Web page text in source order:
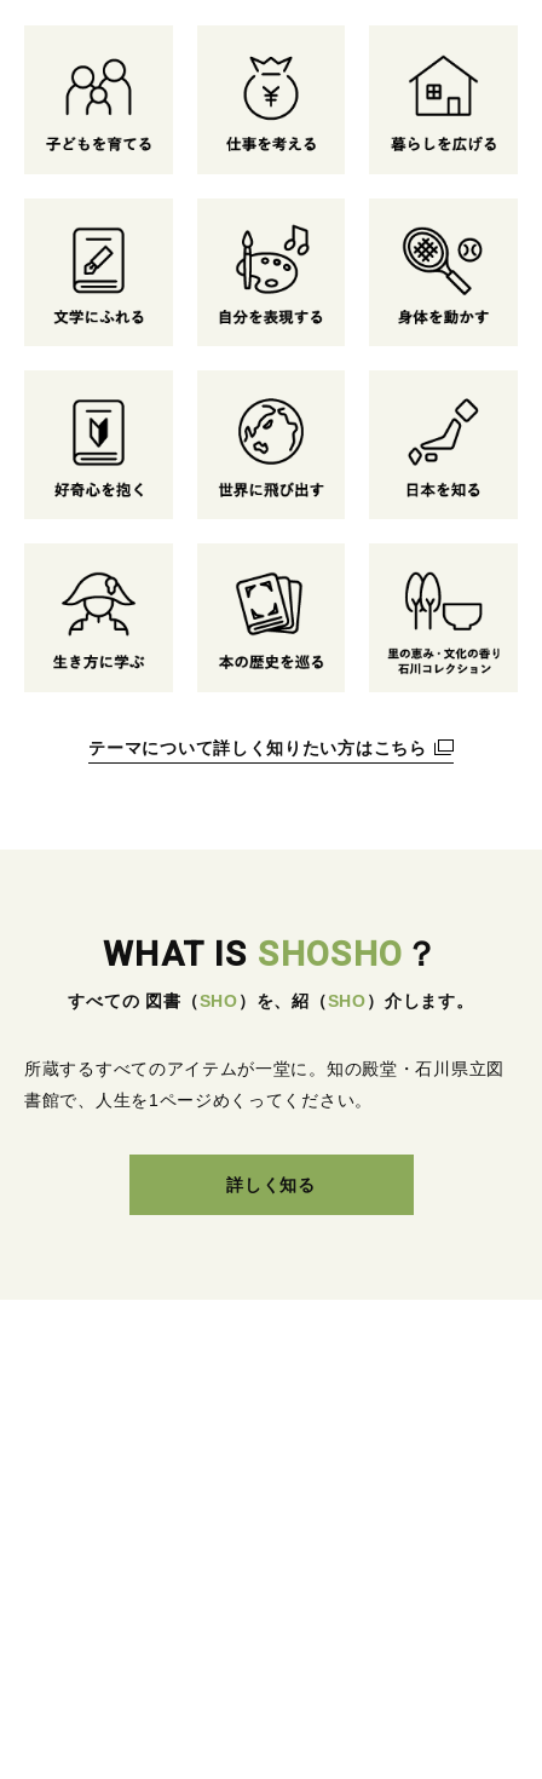
テーマについて詳しく知りたい方はこちら
WHAT IS SHOSHO ？
すべての 図書 （SHO） を、紹 （SHO） 介します。
所蔵するすべてのアイテムが一堂に。 知の殿堂・石川県立図
書館で、人生を1ページめくってください。
詳しく知る